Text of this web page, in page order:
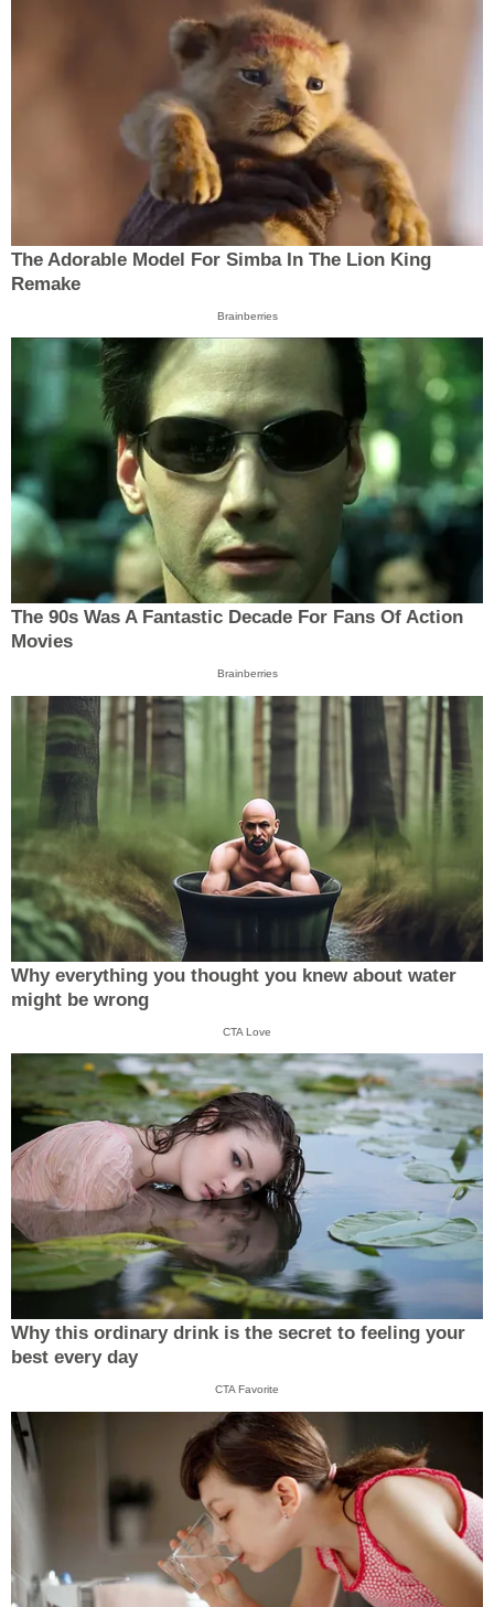
The Adorable Model For Simba In The Lion King
Remake
Brainberries
The 90s Was A Fantastic Decade For Fans Of Action
Movies
Brainberries
Why everything you thought you knew about water
might be wrong
CTA Love
Why this ordinary drink is the secret to feeling your
best every day
CTA Favorite